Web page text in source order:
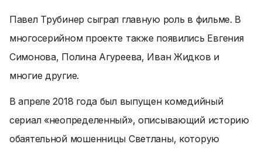
Павел Трубинер сыграл главную роль в фильме. В
многосерийном проекте также появились Евгения
Симонова, Полина Агуреева, Иван Жидков и
многие другие.
В апреле 2018 года был выпущен комедийный
сериал «неопределенный», описывающий историю
обаятельной мошенницы Светланы, которую